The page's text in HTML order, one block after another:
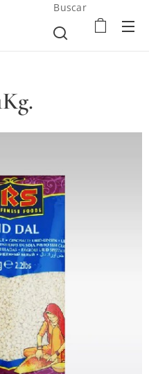
Buscar